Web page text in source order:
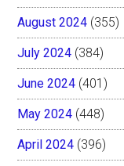
August 2024 (355)
July 2024 (384)
June 2024 (401)
May 2024 (448)
April 2024 (396)